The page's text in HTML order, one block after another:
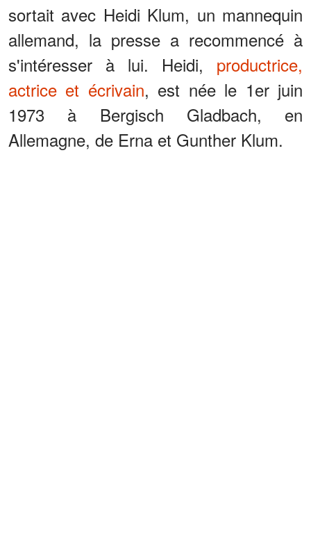
sortait avec Heidi Klum, un mannequin
allemand, la presse a recommencé à
s'intéresser à lui. Heidi, productrice,
actrice et écrivain, est née le 1er juin
1973 à Bergisch Gladbach, en
Allemagne, de Erna et Gunther Klum.